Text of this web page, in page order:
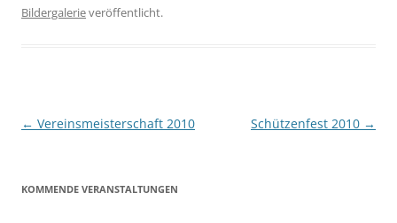
Bildergalerieveröffentlicht.
Beitragsnavigation
← Vereinsmeisterschaft 2010 Schützenfest 2010 →
KOMMENDE VERANSTALTUNGEN